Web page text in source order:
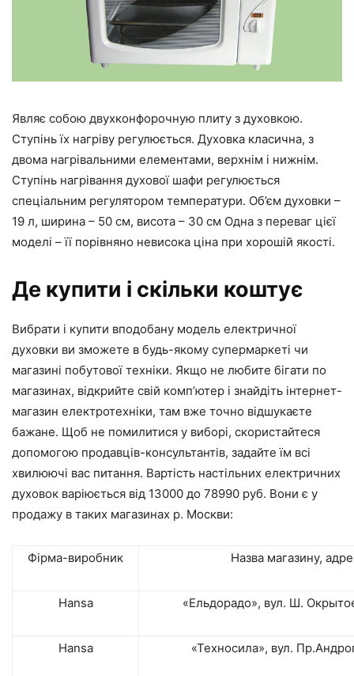
Являє собою двухконфорочную плиту з духовкою.
Ступінь їх нагріву регулюється. Духовка класична, з
двома нагрівальними елементами, верхнім і нижнім.
Ступінь нагрівання духової шафи регулюється
спеціальним регулятором температури. Об’єм духовки –
19 л, ширина – 50 см, висота – 30 см Одна з переваг цієї
моделі – її порівняно невисока ціна при хорошій якості.
Де купити і скільки коштує
Вибрати і купити вподобану модель електричної
духовки ви зможете в будь-якому супермаркеті чи
магазині побутової техніки. Якщо не любите бігати по
магазинах, відкрийте свій комп’ютер і знайдіть інтернет-
магазин електротехніки, там вже точно відшукаєте
бажане. Щоб не помилитися у виборі, скористайтеся
допомогою продавців-консультантів, задайте їм всі
хвилюючі вас питання. Вартість настільних електричних
духовок варіюється від 13000 до 78990 руб. Вони є у
продажу в таких магазинах р. Москви:
Фірма-виробник Назва магазину,
Hansa «Ельдорадо», вул. Ш.
Hansa «Техносила», вул.